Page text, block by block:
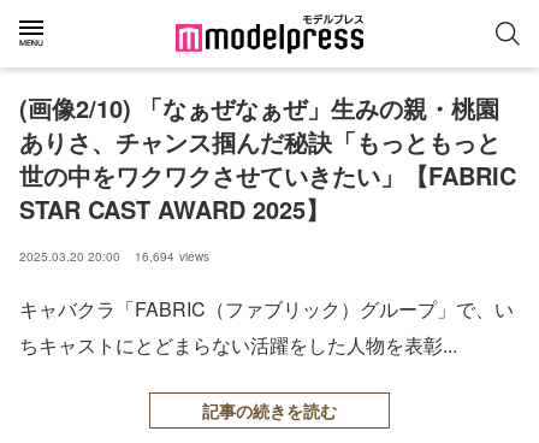
(画像2/10) 「なぁぜなぁぜ」生みの親・桃園
ありさ、チャンス掴んだ秘訣「もっともっと
世の中をワクワクさせていきたい」【FABRIC
STAR CAST AWARD 2025】
2025.03.20 20:00 16,694 views
キャバクラ「FABRIC（ファブリック）グループ」で、い
ちキャストにとどまらない活躍をした人物を表彰...
記事の続きを読む